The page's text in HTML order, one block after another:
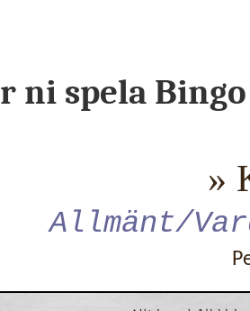
ni spela
»
Allmänt/